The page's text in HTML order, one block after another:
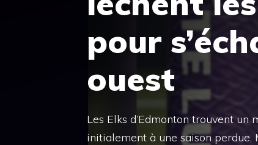
pour
ouest
Les Elks d’Edmonton trouvent
initialement à une saison perdue.